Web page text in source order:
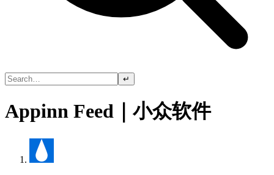
↵
Appinn Feed｜小众软件